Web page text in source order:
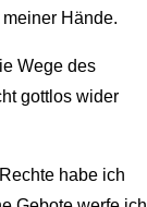
Hände.
Wege des
gottlos wider
habe ich